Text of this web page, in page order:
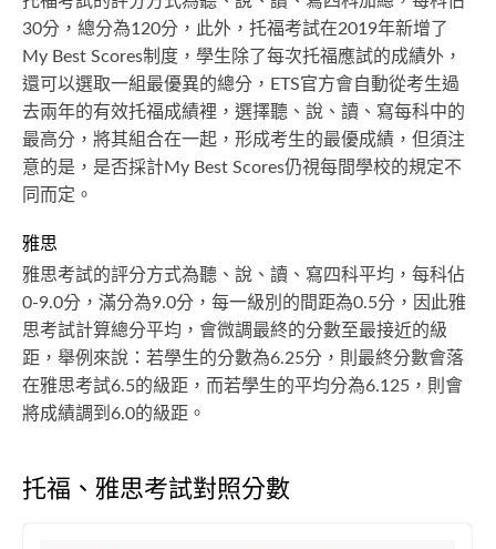
30分，總分為120分，此外，托福考試在2019年新增了
My Best Scores制度，學生除了每次托福應試的成績外，
還可以選取一組最優異的總分，ETS官方會自動從考生過
去兩年的有效托福成績裡，選擇聽、說、讀、寫每科中的
最高分，將其組合在一起，形成考生的最優成績，但須注
意的是，是否採計My Best Scores仍視每間學校的規定不
同而定。
雅思
雅思考試的評分方式為聽、說、讀、寫四科平均，每科佔
0-9.0分，滿分為9.0分，每一級別的間距為0.5分，因此雅
思考試計算總分平均，會微調最終的分數至最接近的級
距，舉例來說：若學生的分數為6.25分，則最終分數會落
在雅思考試6.5的級距，而若學生的平均分為6.125，則會
將成績調到6.0的級距。
托福、雅思考試對照分數